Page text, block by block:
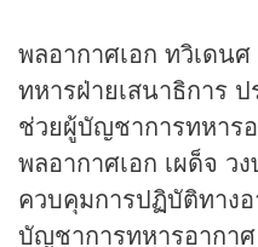
พลอากาศเอก ทวิเดน
ทหารฝ่ายเสนาธิการ
ช่วยผู้บัญชาการทหาร
พลอากาศเอก เผด็จ
ควบคุมการปฏิบัติทาง
บัญชาการทหารอากาศ